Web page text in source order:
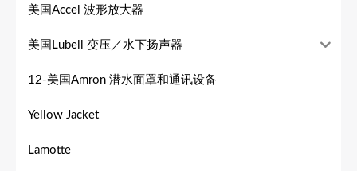
美国Accel 波形放大器
美国Lubell 变压／水下扬声器
12-美国Amron 潜水面罩和通讯设备
Yellow Jacket
Lamotte